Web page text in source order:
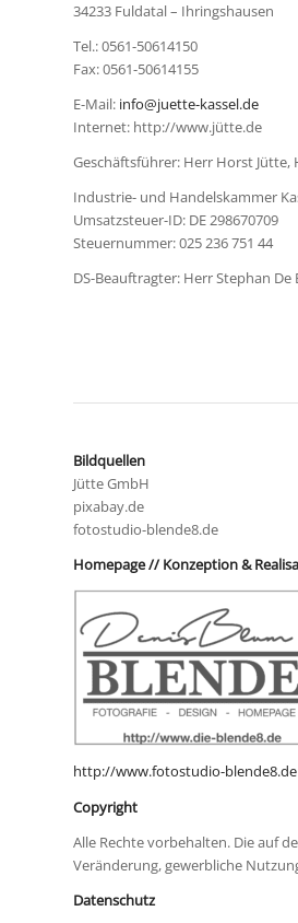
34233 Fuldatal – Ihringshausen
Tel.: 0561-50614150
Fax: 0561-50614155
E-Mail: info@juette-kassel.de
Internet: http://www.jütte.de
Geschäftsführer: Herr Horst Jütte,
Industrie- und Handelskammer
Umsatzsteuer-ID: DE 298670709
Steuernummer: 025 236 751 44
DS-Beauftragter: Herr Stephan De
Bildquellen
Jütte GmbH
pixabay.de
fotostudio-blende8.de
Homepage // Konzeption &
http://www.fotostudio-blende8.de
Copyright
Alle Rechte vorbehalten. Die auf
Veränderung, gewerbliche
Datenschutz